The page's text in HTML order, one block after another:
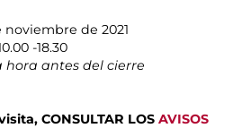
noviembre de 2021
-18.30
antes del cierre
CONSULTAR LOS AVISOS